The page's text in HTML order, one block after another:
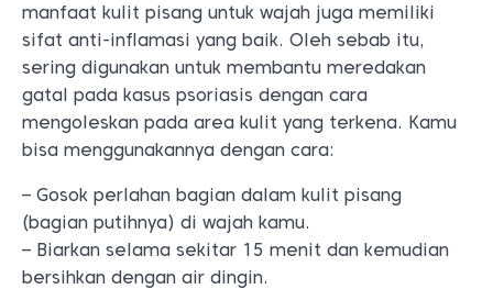
manfaat kulit pisang untuk wajah juga memiliki
sifat anti-inflamasi yang baik. Oleh sebab itu,
sering digunakan untuk membantu meredakan
gatal pada kasus psoriasis dengan cara
mengoleskan pada area kulit yang terkena. Kamu
bisa menggunakannya dengan cara:
– Gosok perlahan bagian dalam kulit pisang
(bagian putihnya) di wajah kamu.
– Biarkan selama sekitar 15 menit dan kemudian
bersihkan dengan air dingin.